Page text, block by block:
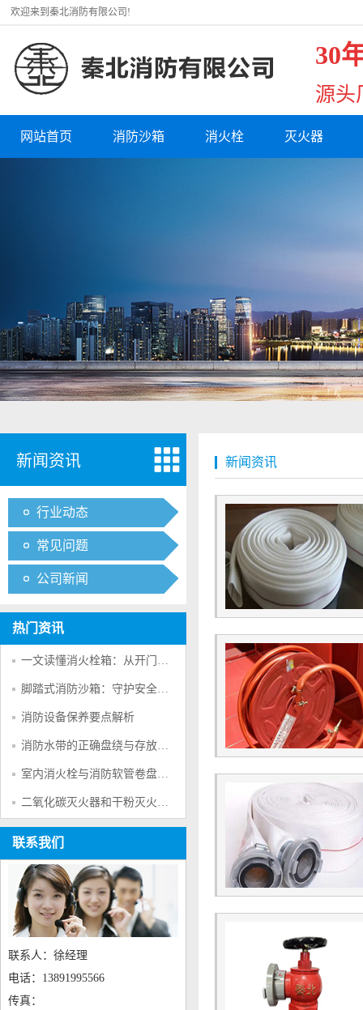
欢迎来到秦北消防有限公司!
30
源头
网站首页 消防沙箱 消火栓 灭火器
新闻资讯
行业动态
常见问题
公司新闻
热门资讯
一文读懂消火栓箱：从开门方向到安全使用
脚踏式消防沙箱：守护安全的“无声卫士”
消防设备保养要点解析
消防水带的正确盘绕与存放方法
室内消火栓与消防软管卷盘知识解析
二氧化碳灭火器和干粉灭火器的区别？一文读懂对比分析
联系我们
联系人：徐经理
电话：13891995566
传真：
新闻资讯